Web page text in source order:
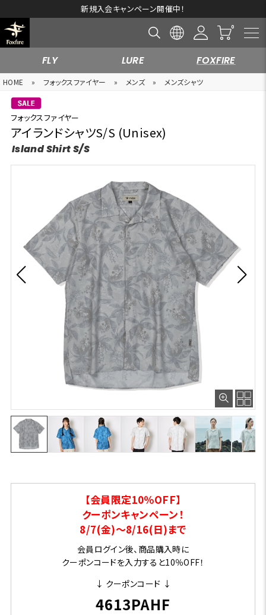
新規入会キャンペーン開催中！
FLY LURE FOXFIRE
HOME » フォックスファイヤー » メンズ » メンズシャツ
フォックスファイヤー
アイランドシャツS/S (Unisex)
Island Shirt S/S
【会員限定10％OFF】
クーポンキャンペーン！
8/7(金)～8/16(日)まで
会員ログイン後、商品購入時に
クーポンコードを入力すると10％OFF！
↓ クーポンコード ↓
4613PAHF